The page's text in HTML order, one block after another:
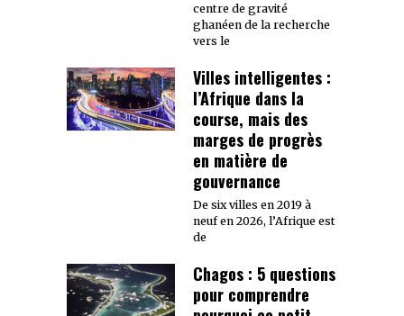
centre de gravité
ghanéen de la recherche
vers le
Villes intelligentes :
l’Afrique dans la
course, mais des
marges de progrès
en matière de
gouvernance
De six villes en 2019 à
neuf en 2026, l’Afrique est
de
Chagos : 5 questions
pour comprendre